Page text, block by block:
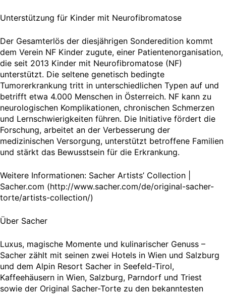
Unterstützung für Kinder mit Neurofibromatose
Der Gesamterlös der diesjährigen Sonderedition kommt
dem Verein NF Kinder zugute, einer Patientenorganisation,
die seit 2013 Kinder mit Neurofibromatose (NF)
unterstützt. Die seltene genetisch bedingte
Tumorerkrankung tritt in unterschiedlichen Typen auf und
betrifft etwa 4.000 Menschen in Österreich. NF kann zu
neurologischen Komplikationen, chronischen Schmerzen
und Lernschwierigkeiten führen. Die Initiative fördert die
Forschung, arbeitet an der Verbesserung der
medizinischen Versorgung, unterstützt betroffene Familien
und stärkt das Bewusstsein für die Erkrankung.
Weitere Informationen: Sacher Artists’ Collection |
Sacher.com (http://www.sacher.com/de/original-sacher-
torte/artists-collection/)
Über Sacher
Luxus, magische Momente und kulinarischer Genuss –
Sacher zählt mit seinen zwei Hotels in Wien und Salzburg
und dem Alpin Resort Sacher in Seefeld-Tirol,
Kaffeehäusern in Wien, Salzburg, Parndorf und Triest
sowie der Original Sacher-Torte zu den bekanntesten